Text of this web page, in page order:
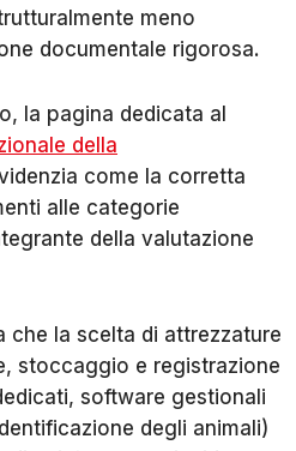
meno
documentale rigorosa.
la pagina dedicata al
della
come la corretta
alle categorie
della valutazione
che la scelta di attrezzature
stoccaggio e registrazione
software gestionali
degli animali)